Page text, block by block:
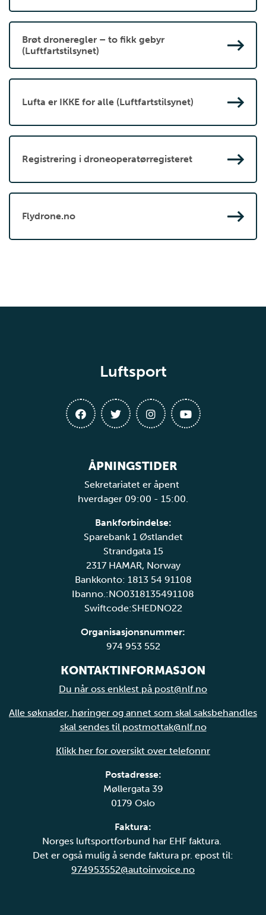
Brøt droneregler – to fikk gebyr
(Luftfartstilsynet)
Lufta er IKKE for alle (Luftfartstilsynet)
Registrering i droneoperatørregisteret
Flydrone.no
Luftsport
ÅPNINGSTIDER
Sekretariatet er åpent
hverdager 09:00 - 15:00.
Bankforbindelse:
Sparebank 1 Østlandet
Strandgata 15
2317 HAMAR, Norway
Bankkonto: 1813 54 91108
Ibanno.:NO0318135491108
Swiftcode:SHEDNO22
Organisasjonsnummer:
974 953 552
KONTAKTINFORMASJON
Du når oss enklest på post@nlf.no
Alle søknader, høringer og annet som skal saksbehandles
skal sendes til postmottak@nlf.no
Klikk her for oversikt over telefonnr
Postadresse:
Møllergata 39
0179 Oslo
Faktura:
Norges luftsportforbund har EHF faktura.
Det er også mulig å sende faktura pr. epost til:
974953552@autoinvoice.no